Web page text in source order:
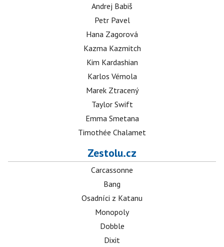
Andrej Babiš
Petr Pavel
Hana Zagorová
Kazma Kazmitch
Kim Kardashian
Karlos Vémola
Marek Ztracený
Taylor Swift
Emma Smetana
Timothée Chalamet
Zestolu.cz
Carcassonne
Bang
Osadníci z Katanu
Monopoly
Dobble
Dixit